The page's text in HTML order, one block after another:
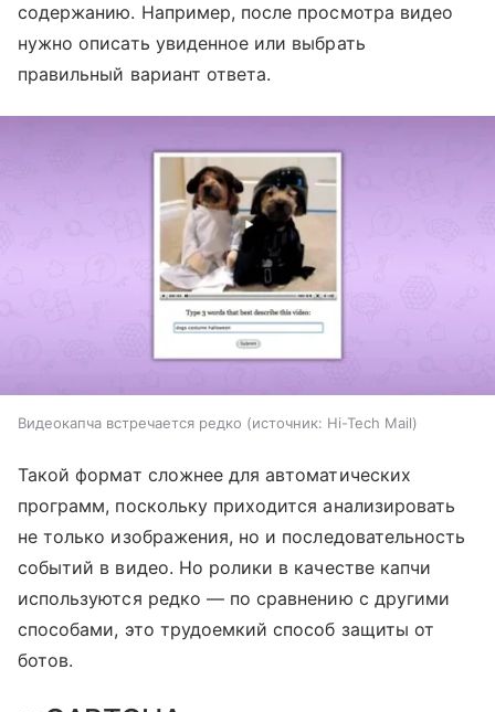
содержанию. Например, после просмотра видео
нужно описать увиденное или выбрать
правильный вариант ответа.
Видеокапча встречается редко источник: Hi-Tech Mail
Такой формат сложнее для автоматических
программ, поскольку приходится анализировать
не только изображения, но и последовательность
событий в видео. Но ролики в качестве капчи
используются редко — по сравнению с другими
способами, это трудоемкий способ защиты от
ботов.